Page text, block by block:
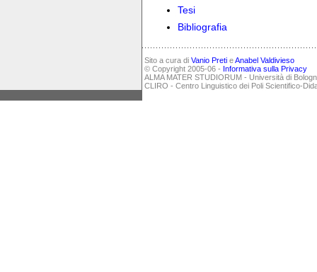
Tesi
Bibliografia
Sito a cura di Vanio Preti eAnabel Valdivieso
© Copyright 2005-06 - Informativa sulla Privacy
ALMA MATER STUDIORUM - Università di
CLIRO - Centro Linguistico dei Poli Scientifico-